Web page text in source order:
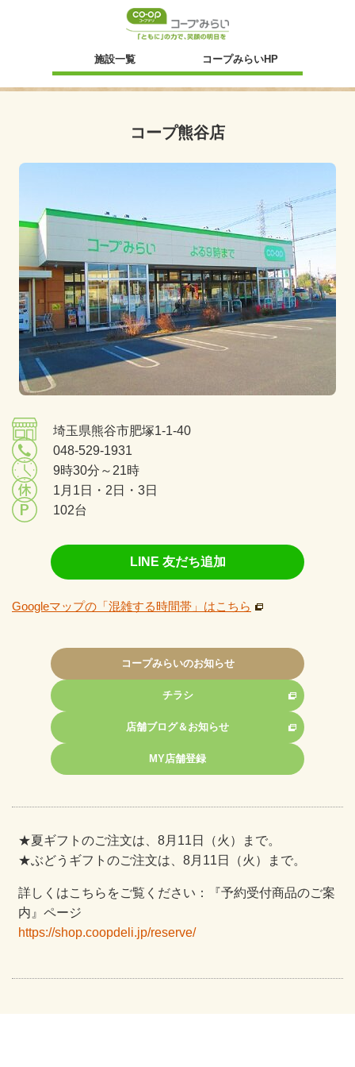
施設一覧 コープみらいHP新規ウィンドウ
コープ熊谷店
埼玉県熊谷市肥塚1-1-40
048-529-1931
9時30分～21時
1月1日・2日・3日
102台
LINE 友だち追加
Googleマップの「混雑する時間帯」はこちら
コープみらいのお知らせ
チラシ
店舗ブログ＆お知らせ
MY店舗登録
★夏ギフトのご注文は、8月11日（火）まで。
★ぶどうギフトのご注文は、8月11日（火）まで。
詳しくはこちらをご覧ください：『予約受付商品のご案
内』ページ
https://shop.coopdeli.jp/reserve/